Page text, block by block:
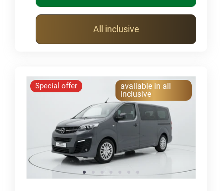
All inclusive
Special offer
avaliable in all
inclusive